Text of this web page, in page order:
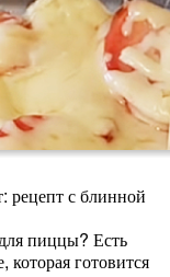
рецепт с блинной
пиццы? Есть
готовится